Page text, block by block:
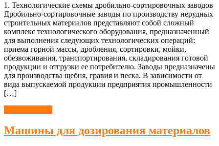
1. Технологические схемы дробильно-сортировочных заводов
Дробильно-сортировочные заводы по производству нерудных
строительных материалов представляют собой сложный
комплекс технологического оборудования, предназначенный
для выполнения следующих технологических операций:
приема горной массы, дробления, сортировки, мойки,
обезвоживания, транспортирования, складирования готовой
продукции и отгрузки ее потребителю. Заводы предназначены
для производства щебня, гравия и песка. В зависимости от
вида выпускаемой продукции предприятия промышленности
[…]
Машины для дозирования материалов